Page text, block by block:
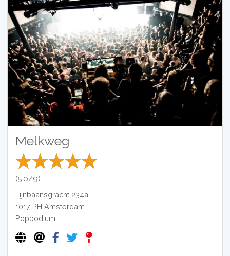
Melkweg
(5.0/9)
Lijnbaansgracht 234a
1017 PH Amsterdam
Poppodium